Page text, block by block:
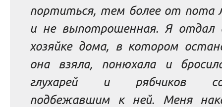
портиться, тем более от пота
и не выпотрошенная. Я отдал
хозяйке дома, в котором
она взяла, понюхала и
глухарей и рябчиков
подбежавшим к ней.
Меня